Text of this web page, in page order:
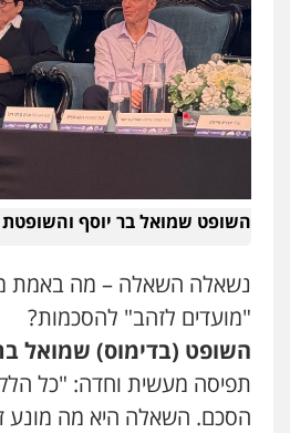
השופט שמואל בר יוסף
נשאלה השאלה – מה באמת
"מועדים לזהב" להסכמות?
השופט (בדימוס) שמואל
תפיסה מעשית וחדה: "כל
הסכם. השאלה היא מה מונע